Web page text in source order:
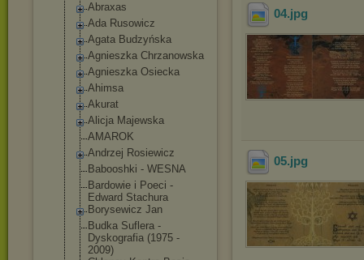
Abraxas
Ada Rusowicz
Agata Budzyńska
Agnieszka Chrzanowska
Agnieszka Osiecka
Ahimsa
Akurat
Alicja Majewska
AMAROK
Andrzej Rosiewicz
Babooshki - WESNA
Bardowie i Poeci -
Edward Stachura
Borysewicz Jan
Budka Suflera -
Dyskografia (1975 -
2009)
04.jpg
05.jpg